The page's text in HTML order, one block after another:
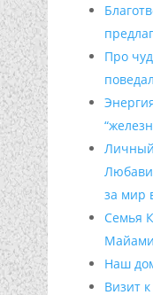
Про
за мир
Семья
Майами
Наш
Визит